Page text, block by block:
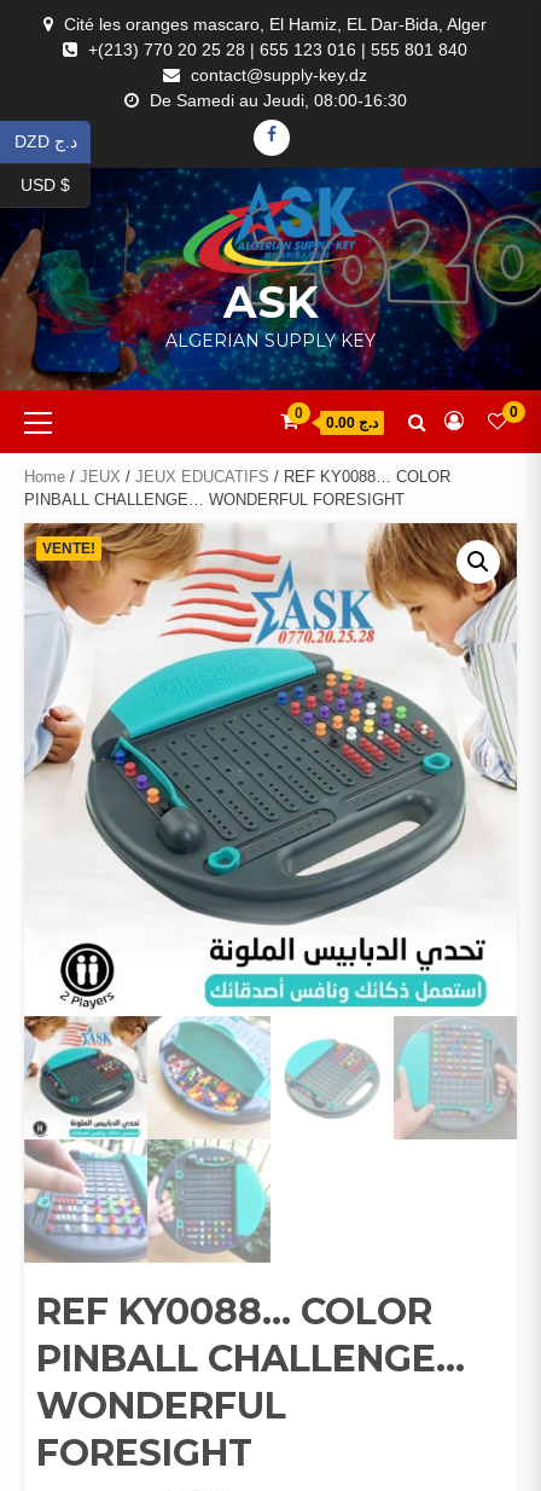
Cité les oranges mascaro, El Hamiz, EL Dar-Bida, Alger
+(213) 770 20 25 28 | 655 123 016 | 555 801 840
contact@supply-key.dz
De Samedi au Jeudi, 08:00-16:30
FACEBOOK
ASK
ALGERIAN SUPPLY KEY
Primary
Menu
0
د.ج 0.00
0
Home / JEUX / JEUX EDUCATIFS / REF KY0088… COLOR
PINBALL CHALLENGE… WONDERFUL FORESIGHT
VENTE!
REF KY0088… COLOR
PINBALL CHALLENGE…
WONDERFUL
FORESIGHT
DZD د.ج
USD $